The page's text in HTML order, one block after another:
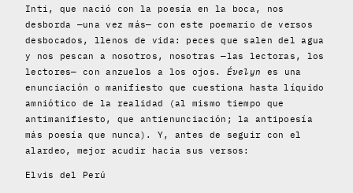
Inti, que nació con la poesía en la boca, nos
desborda —una vez más— con este poemario de versos
desbocados, llenos de vida: peces que salen del agua
y nos pescan a nosotros, nosotras —las lectoras, los
lectores— con anzuelos a los ojos. Évelyn es una
enunciación o manifiesto que cuestiona hasta líquido
amniótico de la realidad (al mismo tiempo que
antimanifiesto, que antienunciación; la antipoesía
más poesía que nunca). Y, antes de seguir con el
alardeo, mejor acudir hacia sus versos:
Elvis del Perú